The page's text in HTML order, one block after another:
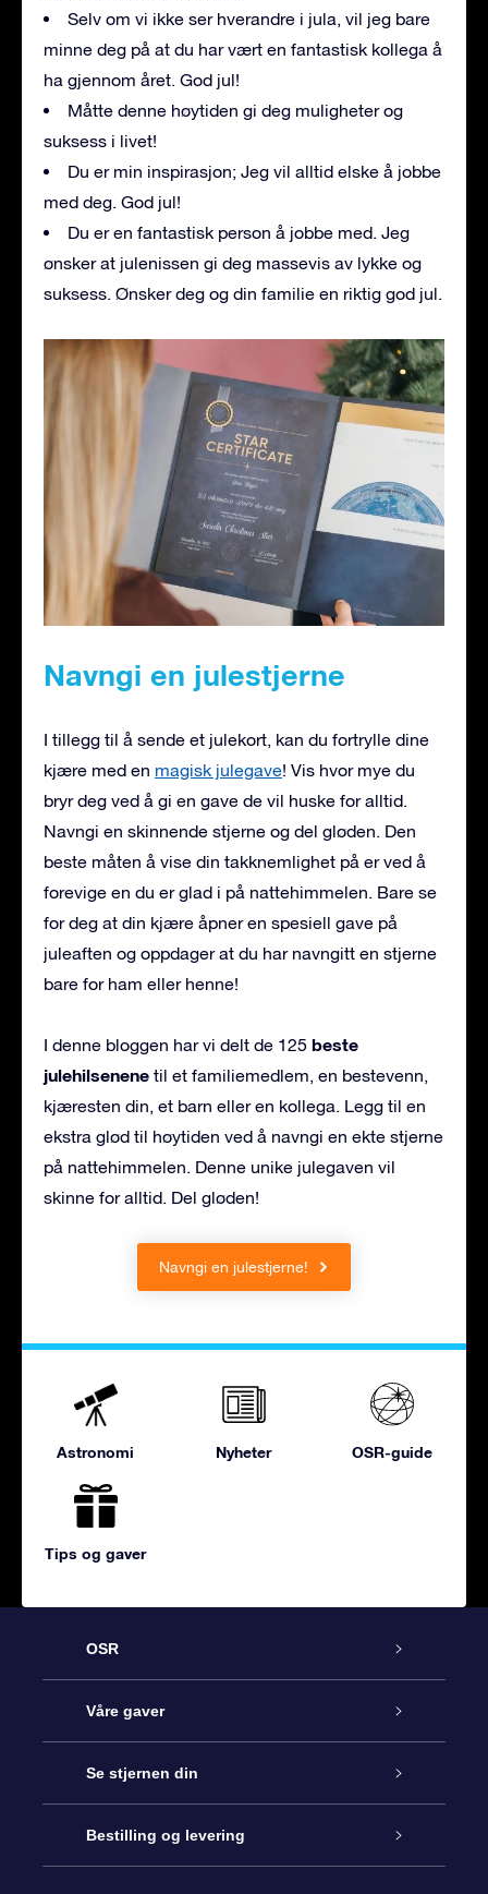
Selv om vi ikke ser hverandre i jula, vil jeg bare
minne deg på at du har vært en fantastisk kollega å
ha gjennom året. God jul!
Måtte denne høytiden gi deg muligheter og
suksess i livet!
Du er min inspirasjon; Jeg vil alltid elske å jobbe
med deg. God jul!
Du er en fantastisk person å jobbe med. Jeg
ønsker at julenissen gi deg massevis av lykke og
suksess. Ønsker deg og din familie en riktig god jul.
Navngi en julestjerne
I tillegg til å sende et julekort, kan du fortrylle dine
kjære med en magisk julegave! Vis hvor mye du
bryr deg ved å gi en gave de vil huske for alltid.
Navngi en skinnende stjerne og del gløden. Den
beste måten å vise din takknemlighet på er ved å
forevige en du er glad i på nattehimmelen. Bare se
for deg at din kjære åpner en spesiell gave på
juleaften og oppdager at du har navngitt en stjerne
bare for ham eller henne!
I denne bloggen har vi delt de 125 beste
julehilsenene til et familiemedlem, en bestevenn,
kjæresten din, et barn eller en kollega. Legg til en
ekstra glød til høytiden ved å navngi en ekte stjerne
på nattehimmelen. Denne unike julegaven vil
skinne for alltid. Del gløden!
Navngi en julestjerne!
Astronomi Nyheter OSR-guide
Tips og gaver
OSR
Kundeservice
Kontakt oss
Bloggen
Våre gaver
Online Stjernegave
OSR Gavepakke
Se stjernen din
Star Register
Bestilling og levering